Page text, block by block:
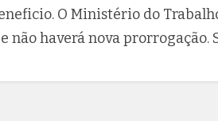
O Ministério do
não haverá nova prorrogação.